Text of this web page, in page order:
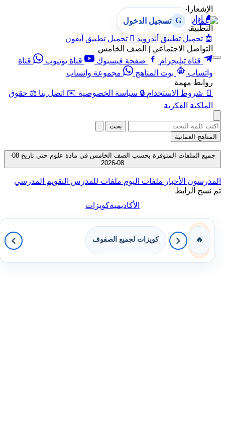
الإشعارات
🔔 إدارة الإشعارات
التطبيقات
🤖 تحميل تطبيق أندرويد  تحميل تطبيق آيفون
التواصل الاجتماعي | الصف الخامس
قناة تيليجرام
صفحة فيسبوك قناة يوتيوب
قناة
واتساب
بوت المناهج
مجموعة واتساب
روابط مهمة
📄 شروط الاستخدام 🔒 سياسة الخصوصية ✉️ اتصل بنا ⚖️ حقوق
الملكية الفكرية
G تسجيل الدخول
بحث
المناهج العمانية
جميع الملفات المتوفرة بحسب الصف الخامس في مادة علوم حتى تاريخ 08-
08-2026
المدرسون الأخبار ملفات اليوم ملفات للمدرس التقويم المدرسي
تم نسخ الرابط
الأكاديميةكويزات
🔥 كويزات لجميع الصفوف